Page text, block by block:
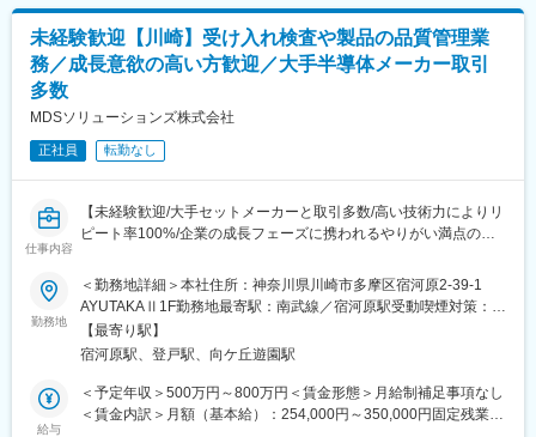
ィットネスもオープンしております。
ートも担っていただきます。顧客からの見積依頼や受発注処理、
納期調整、請求書作成など、案件進行に関わる実務も担当。将来
的には、顧客との仕様確認や軽微な折衝など、外部対応の機会も
の接点にも立てる“ハイブリッド型”のポジションです。
この職種は、単に決められた業務をこなすだけでなく、「どうす
の在り方を一緒に作り上げていく面白さがあります。
20～30代のメンバーが中心で、経験よりも誠実さと前向きな姿勢
を重視します。現場感を持ちながら仕組みづくりに挑戦したい方
に、ぴったりのポジションです。
月給(月額)は固定手当を含めた表記です。
未経験歓迎【川崎】受け入れ検査や製品の品質管理業
務／成長意欲の高い方歓迎／大手半導体メーカー取引
多数
MDSソリューションズ株式会社
正社員 転勤なし
仕事内容
【未経験歓迎/大手セットメーカーと取引多数/高い技術力によりリ
ピート率100%/企業の成長フェーズに携われるやりがい満点のお
■業務内容：
ご入社後は、製品や業務全体の流れを掴んでいただくために工場
で生産された製品が要件通りになっているかを検品する受け入れ
検査や製品の品質管理といった、技術寄りの業務をご担当いただ
きます。また、納品後の製品の故障解析や修理など、アフターサ
ポートも担います。
勤務地
＜勤務地詳細＞本社住所：神奈川県川崎市多摩区宿河原2-39-1
AYUTAKAⅡ1F勤務地最寄駅：南武線／宿河原駅受動喫煙対策：屋
内全面禁煙変更の範囲：会社の定める事業所
【最寄り駅】
宿河原駅、登戸駅、向ケ丘遊園駅
給与
＜予定年収＞500万円～800万円＜賃金形態＞月給制補足事項なし
＜賃金内訳＞月額（基本給）：254,000円～350,000円固定残業手